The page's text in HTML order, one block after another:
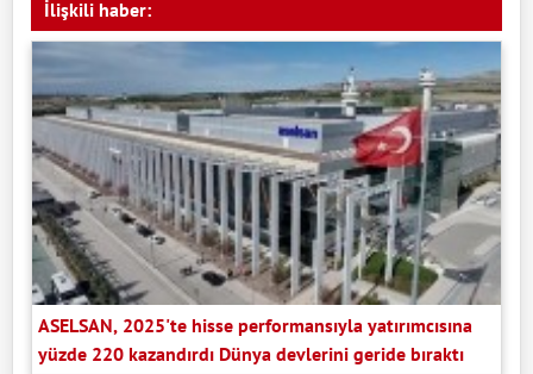
İlişkili haber:
ASELSAN, 2025'te hisse performansıyla yatırımcısına
yüzde 220 kazandırdı Dünya devlerini geride bıraktı